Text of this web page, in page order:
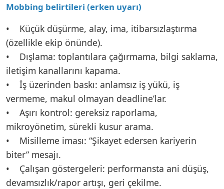
Mobbing belirtileri (erken uyarı)
• Küçük düşürme, alay, ima, itibarsızlaştırma
(özellikle ekip önünde).
• Dışlama: toplantılara çağırmama, bilgi saklama,
iletişim kanallarını kapama.
• İş üzerinden baskı: anlamsız iş yükü, iş
vermeme, makul olmayan deadline’lar.
• Aşırı kontrol: gereksiz raporlama,
mikroyönetim, sürekli kusur arama.
• Misilleme iması: “Şikayet edersen kariyerin
biter” mesajı.
• Çalışan göstergeleri: performansta ani düşüş,
devamsızlık/rapor artışı, geri çekilme.